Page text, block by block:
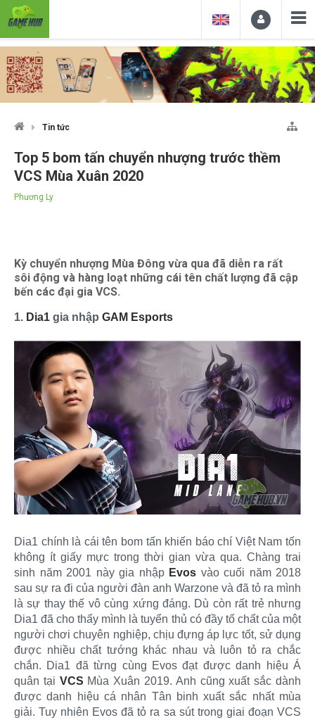
Tin tức
Top 5 bom tấn chuyển nhượng trước thềm
VCS Mùa Xuân 2020
Phương Ly
Kỳ chuyển nhượng Mùa Đông vừa qua đã diễn ra rất
sôi động và hàng loạt những cái tên chất lượng đã cập
bến các đại gia VCS.
1. Dia1 gia nhập GAM Esports
Dia1 chính là cái tên bom tấn khiến báo chí Việt Nam tốn
không ít giấy mực trong thời gian vừa qua. Chàng trai
sinh năm 2001 này gia nhập Evos vào cuối năm 2018
sau sự ra đi của người đàn anh Warzone và đã tỏ ra mình
là sự thay thế vô cùng xứng đáng. Dù còn rất trẻ nhưng
Dia1 đã cho thấy mình là tuyển thủ có đầy tố chất của một
người chơi chuyên nghiệp, chịu đựng áp lực tốt, sử dụng
được nhiều chất tướng khác nhau và luôn tỏ ra chắc
chắn. Dia1 đã từng cùng Evos đạt được danh hiệu Á
quân tại VCS Mùa Xuân 2019. Anh cũng xuất sắc dành
được danh hiệu cá nhân Tân binh xuất sắc nhất mùa
giải. Tuy nhiên Evos đã tỏ ra sa sút trong giai đoạn VCS